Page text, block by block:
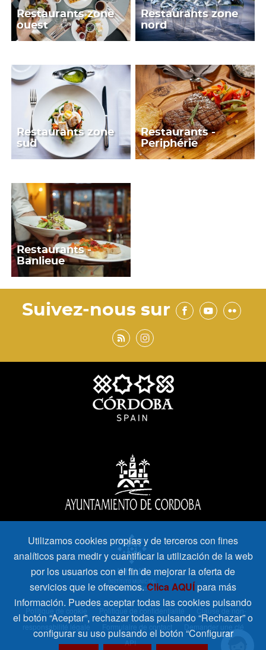
Restaurants zone
ouest
Restaurants zone
nord
Restaurants zone
sud
Restaurants -
Periphérie
Restaurants -
Banlieue
Suivez-nous sur
Politique de confidentialité
Clause de non-
responsabilité légale
Formulaire de contact
API
Utilizamos cookies propias y de terceros con fines
analíticos para medir y cuantificar la utilización de la web
por los usuarios con el fin de mejorar la oferta de
servicios que le ofrecemos.Clica AQUÍpara más
información. Puedes aceptar todas las cookies pulsando
el botón “Aceptar”, rechazar todas pulsando “Rechazar” o
configurar su uso pulsando el botón “Configurar